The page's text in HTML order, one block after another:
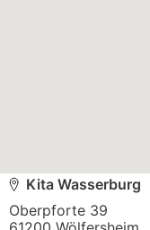
Kita Wasserburg
Oberpforte 39